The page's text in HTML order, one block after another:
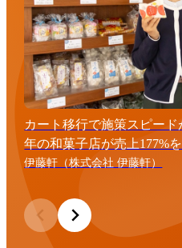
カート移行で施策スピード
年の和菓子店が売上177%
伊藤軒（株式会社 伊藤軒）